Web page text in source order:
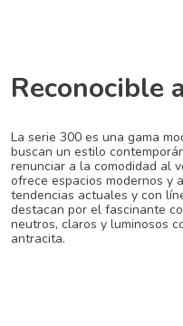
Reconocible
La serie 300 es una gama
buscan un estilo
renunciar a la comodidad al
ofrece espacios modernos y
tendencias actuales y con
destacan por el fascinante
neutros, claros y luminosos
antracita.